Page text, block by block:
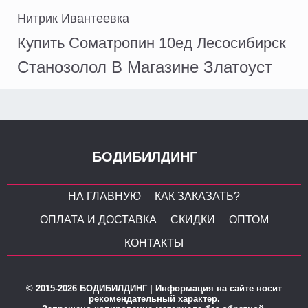
Нитрик Ивантеевка
Купить Cоматропин 10ед Лесосибирск
Станозолол В Магазине Златоуст
БОДИБИЛДИНГ
НА ГЛАВНУЮ
КАК ЗАКАЗАТЬ?
ОПЛАТА И ДОСТАВКА
СКИДКИ
ОПТОМ
КОНТАКТЫ
© 2015-2026 БОДИБИЛДИНГ | Информация на сайте носит
рекомендательный характер.